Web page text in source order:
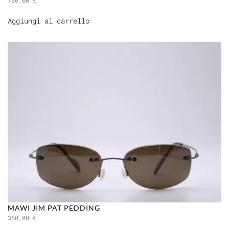
Aggiungi al carrello
MAWI JIM PAT PEDDING
350,00 €